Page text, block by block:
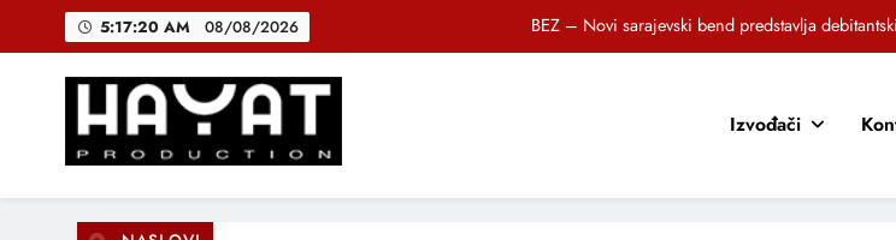
5:17:21 AM 08/08/2026
Brat i sestra, Biljana i Tedi Zeroski,
Muhamed Fazlagić Fazla predstavlja pjesmu “Lejla” iz
Hayat Production
Promocija domaće muzike
Izvođači